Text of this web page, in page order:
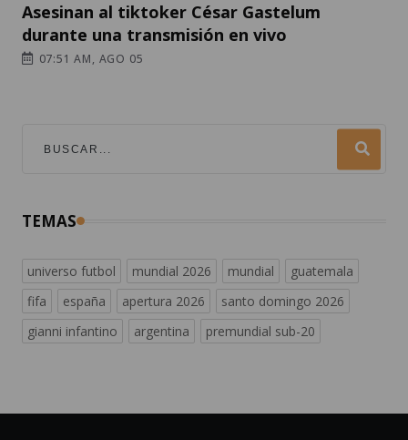
Asesinan al tiktoker César Gastelum
durante una transmisión en vivo
07:51 AM, AGO 05
TEMAS
universo futbol mundial 2026 mundial
guatemala
fifa
españa apertura 2026
santo domingo 2026
gianni infantino
argentina premundial sub-20